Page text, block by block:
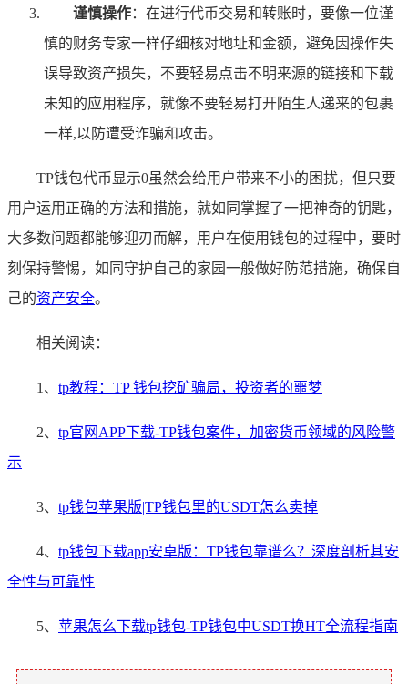
谨慎操作：在进行代币交易和转账时，要像一位谨
慎的财务专家一样仔细核对地址和金额，避免因操作失
误导致资产损失，不要轻易点击不明来源的链接和下载
未知的应用程序，就像不要轻易打开陌生人递来的包裹
一样,以防遭受诈骗和攻击。
TP钱包代币显示0虽然会给用户带来不小的困扰，但只要
用户运用正确的方法和措施，就如同掌握了一把神奇的钥匙，
大多数问题都能够迎刃而解，用户在使用钱包的过程中，要时
刻保持警惕，如同守护自己的家园一般做好防范措施，确保自
己的资产安全。
相关阅读：
1、 tp教程：TP 钱包挖矿骗局，投资者的噩梦
2、 tp官网APP下载-TP钱包案件，加密货币领域的风险警
示
3、 tp钱包苹果版|TP钱包里的USDT怎么卖掉
4、 tp钱包下载app安卓版：TP钱包靠谱么？深度剖析其安
全性与可靠性
5、 苹果怎么下载tp钱包-TP钱包中USDT换HT全流程指南